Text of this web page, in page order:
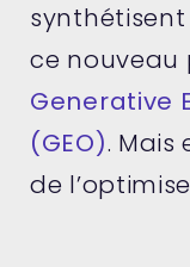
synthétisent
ce nouveau
Generative
(GEO).
de